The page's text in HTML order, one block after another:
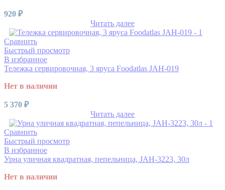
920 ₽
Читать далее
Сравнить
Быстрый просмотр
В избранное
Тележка сервировочная, 3 яруса Foodatlas JAH-019
Нет в наличии
5 370 ₽
Читать далее
Сравнить
Быстрый просмотр
В избранное
Урна уличная квадратная, пепельница, JAH-3223, 30л
Нет в наличии